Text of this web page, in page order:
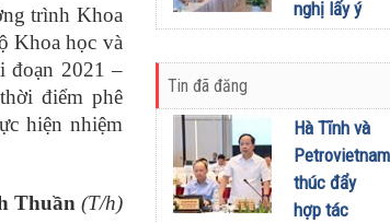
trình Khoa
Khoa học và
đoạn 2021 –
điểm phê
hiện nhiệm
Thuần (T/h)
tháng
nghị lấy ý
kiến dự
thảo Nghị
kinh doanh
xăng dầu
29/07/2026
Tin đã đăng
Hà Tĩnh và
Petrovietnam
thúc đẩy
hợp tác